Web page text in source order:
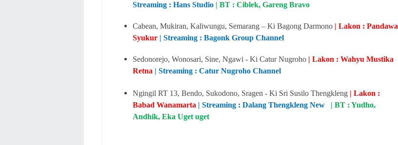
Streaming : Hans Studio | BT : Ciblek, Gareng Bravo
Cabean, Mukiran, Kaliwungu, Semarang – Ki Bagong Darmono | Lakon : Pandawa
Syukur | Streaming : Bagonk Group Channel
Sedonorejo, Wonosari, Sine, Ngawi - Ki Catur Nugroho | Lakon : Wahyu Mustika
Retna | Streaming : Catur Nugroho Channel
Ngingil RT 13, Bendo, Sukodono, Sragen - Ki Sri Susilo Thengkleng | Lakon :
Babad Wanamarta | Streaming : Dalang Thengkleng New
| BT : Yudho,
Andhik, Eka Uget uget